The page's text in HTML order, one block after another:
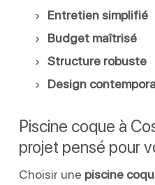
Entretien simplifié
Budget maîtrisé
Structure robuste
Design
Piscine coque à
projet pensé pour
Choisir une piscine